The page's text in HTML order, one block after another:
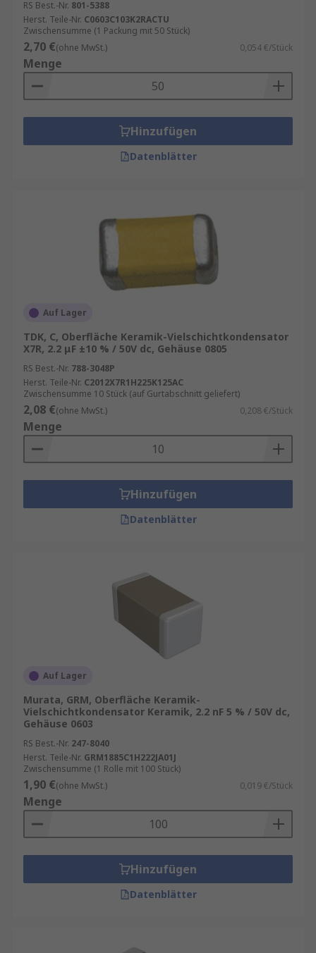
RS Best.-Nr. 801-5388
Herst. Teile-Nr. C0603C103K2RACTU
Zwischensumme (1 Packung mit 50 Stück)
2,70 €(ohne MwSt.) 0,054 €/Stück
Menge
Hinzufügen
Datenblätter
Auf Lager
TDK, C, Oberfläche Keramik-Vielschichtkondensator
X7R, 2.2 μF ±10 % / 50V dc, Gehäuse 0805
RS Best.-Nr. 788-3048P
Herst. Teile-Nr. C2012X7R1H225K125AC
Zwischensumme 10 Stück (auf Gurtabschnitt geliefert)
2,08 €(ohne MwSt.) 0,208 €/Stück
Menge
Hinzufügen
Datenblätter
Auf Lager
Murata, GRM, Oberfläche Keramik-
Vielschichtkondensator Keramik, 2.2 nF 5 % / 50V dc,
Gehäuse 0603
RS Best.-Nr. 247-8040
Herst. Teile-Nr. GRM1885C1H222JA01J
Zwischensumme (1 Rolle mit 100 Stück)
1,90 €(ohne MwSt.) 0,019 €/Stück
Menge
Hinzufügen
Datenblätter